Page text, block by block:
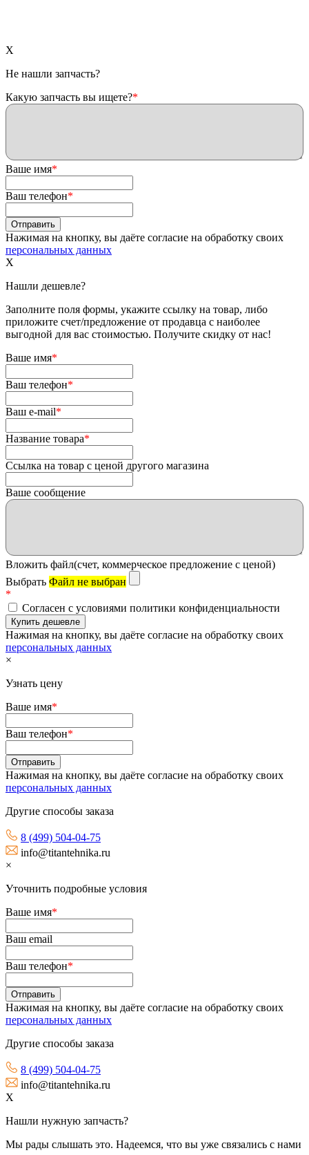
X
Не нашли запчасть?
Какую запчасть вы ищете?*
Ваше имя*
Ваш телефон*
Нажимая на кнопку, вы даёте согласие на обработку своих
персональных данных
X
Нашли дешевле?
Заполните поля формы, укажите ссылку на товар, либо
приложите счет/предложение от продавца с наиболее
выгодной для вас стоимостью. Получите скидку от нас!
Ваше имя*
Ваш телефон*
Ваш e-mail*
Название товара*
Ссылка на товар с ценой другого магазина
Ваше сообщение
Вложить файл(счет, коммерческое предложение с ценой)
Выбрать Файл не выбран
*
Согласен с условиями политики конфиденциальности
Нажимая на кнопку, вы даёте согласие на обработку своих
персональных данных
×
Узнать цену
Ваше имя*
Ваш телефон*
Нажимая на кнопку, вы даёте согласие на обработку своих
персональных данных
Другие способы заказа
8 (499) 504-04-75
info@titantehnika.ru
×
Уточнить подробные условия
Ваше имя*
Ваш email
Ваш телефон*
Нажимая на кнопку, вы даёте согласие на обработку своих
персональных данных
Другие способы заказа
8 (499) 504-04-75
info@titantehnika.ru
X
Нашли нужную запчасть?
Мы рады слышать это. Надеемся, что вы уже связались с нами